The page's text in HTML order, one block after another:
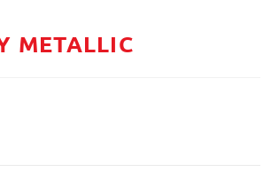
METALLIC